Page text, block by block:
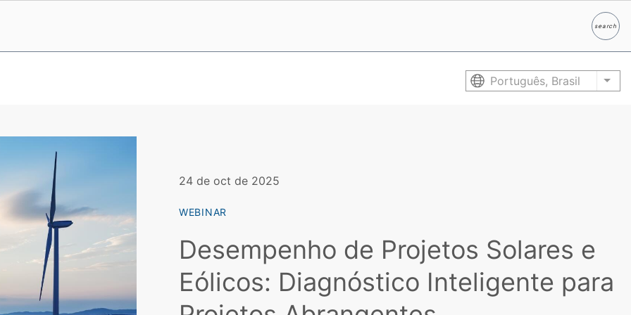
search
Português, Brasil List
24 de oct de 2025
WEBINAR
Desempenho de Projetos Solares e
Eólicos: Diagnóstico Inteligente para